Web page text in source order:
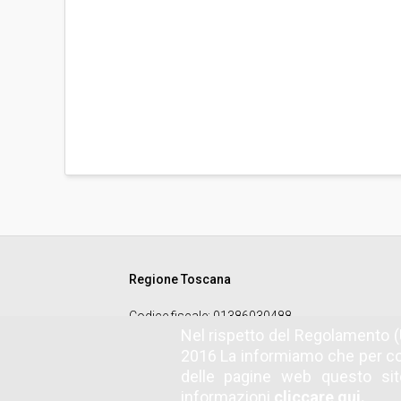
Regione Toscana
Codice fiscale: 01386030488
Nel rispetto del Regolamento
2016 La informiamo che per
delle pagine web questo
informazioni cliccare qui.